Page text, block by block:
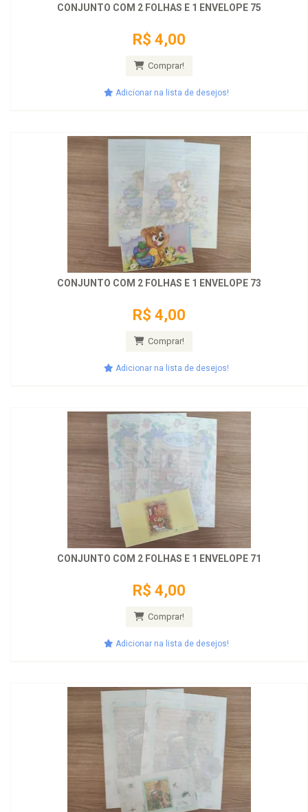
CONJUNTO COM 2 FOLHAS E 1 ENVELOPE 75
R$ 4,00
Comprar!
Adicionar na lista de desejos!
CONJUNTO COM 2 FOLHAS E 1 ENVELOPE 73
R$ 4,00
Comprar!
Adicionar na lista de desejos!
CONJUNTO COM 2 FOLHAS E 1 ENVELOPE 71
R$ 4,00
Comprar!
Adicionar na lista de desejos!